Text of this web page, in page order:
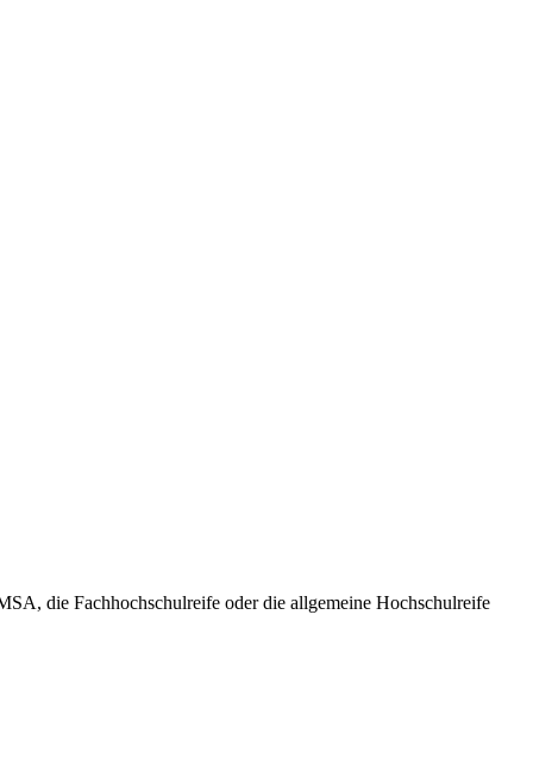
die Fachhochschulreife oder die allgemeine Hochschulreife